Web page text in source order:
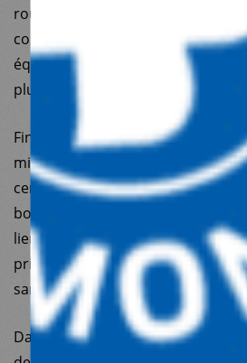
routiers et un cadre législatif
contraignant, qui réduit l’espace
équipes tentent de s’adapter à
plus près des besoins via des
Fin 2024, l’escalade militaire au
milliers de morts et de blessés et
centaines de milliers de civils.
bombardements inattendus,
lien avec nos partenaires locaux,
primaires pour les déplacés ainsi
santé mentale et soutien
Dans le même temps, la chute